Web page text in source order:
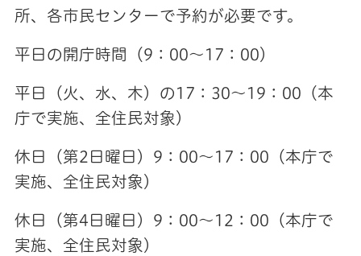
所、各市民センターで予約が必要です。
平日の開庁時間（9：00～17：00）
平日（火、水、木）の17：30～19：00（本
庁で実施、全住民対象）
休日（第2日曜日）9：00～17：00（本庁で
実施、全住民対象）
休日（第4日曜日）9：00～12：00（本庁で
実施、全住民対象）